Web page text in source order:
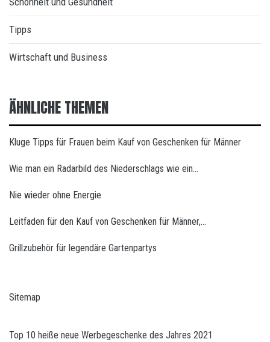
Tipps
Wirtschaft und Business
ÄHNLICHE THEMEN
Kluge Tipps für Frauen beim Kauf von Geschenken für Männer
Wie man ein Radarbild des Niederschlags wie ein…
Nie wieder ohne Energie
Leitfaden für den Kauf von Geschenken für Männer,…
Grillzubehör für legendäre Gartenpartys
Sitemap
Top 10 heiße neue Werbegeschenke des Jahres 2021